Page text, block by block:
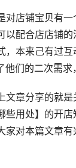
店铺宝贝有一
以配合店店铺
，本来己有过
们的二次需求
章分享的就是
些用处】的开
家对本篇文章